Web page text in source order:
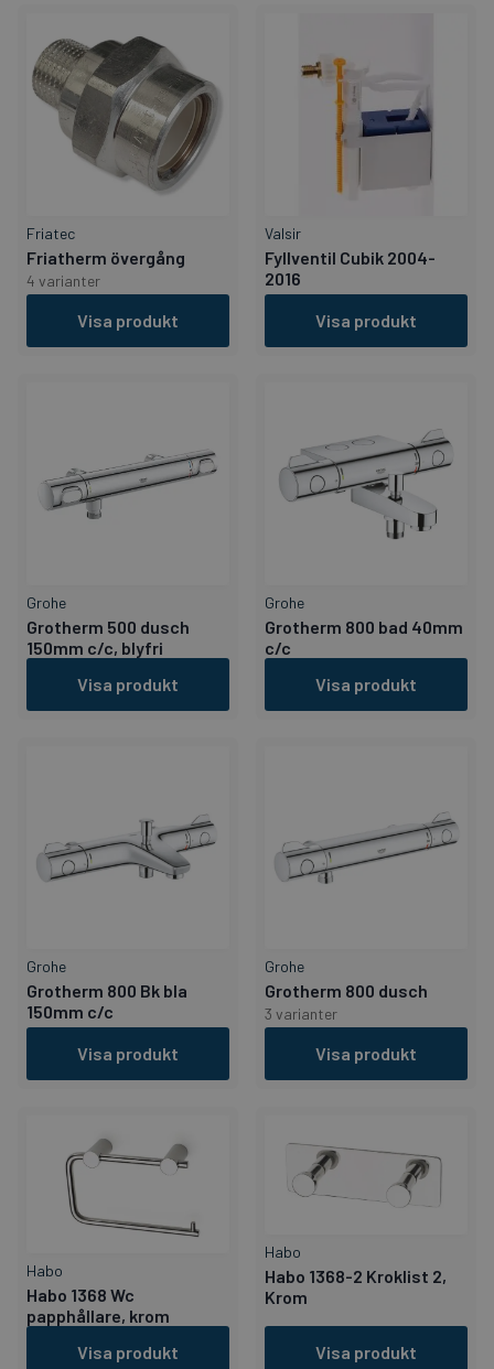
Friatec
Friatherm övergång
4 varianter
Visa produkt
Valsir
Fyllventil Cubik 2004-
2016
Visa produkt
Grohe
Grotherm 500 dusch
150mm c/c, blyfri
Visa produkt
Grohe
Grotherm 800 bad 40mm
c/c
Visa produkt
Grohe
Grotherm 800 Bk bla
150mm c/c
Visa produkt
Grohe
Grotherm 800 dusch
3 varianter
Visa produkt
Habo
Habo 1368 Wc
papphållare, krom
Visa produkt
Habo
Habo 1368-2 Kroklist 2,
Krom
Visa produkt